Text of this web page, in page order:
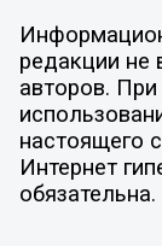
редакции не
авторов.
настоящего
Интернет
обязательна.